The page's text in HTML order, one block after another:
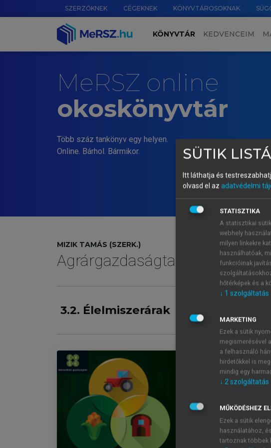
SZERZŐKNEK CÉGEKNEK KÖNYVTÁROSOKNAK
KÖNYVTÁR KEDVENCEIM
MeRSZ online
okoskönyvtár
Több száz tankönyv egy helyen.
Online. Bárhol. Bármikor.
MIZIK TAMÁS (SZERK.)
Agrárgazdaságtan III.
3.2. Élelmiszerárak
Ábrák jegyzéke
Táblázatok
Bevezetés
SÜTIK
Itt láthatja és
olvasd el az adatvédelmi
STATISZTIKA
A statisztikai
webhely
milyen linkekre
használhatóak,
funkcióinak
hőtérképek és a
↓ 1 szolgáltatás
MARKETING
Ezek a sütik
megismerésével
a felhasználó
hirdetőkkel is
mindig egy
↓ 2szolgáltatás
MŰKÖDÉSHEZ
Ezek a sütik
használatához,
tartoznak többek